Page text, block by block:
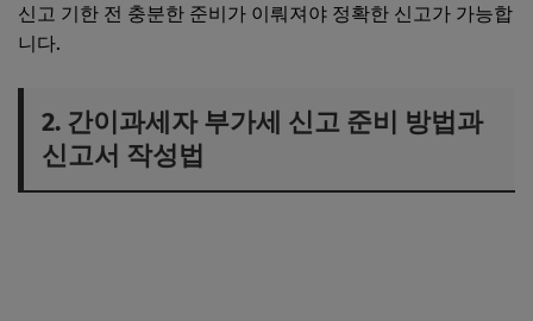
신고 기한 전 충분한 준비가 이뤄져야 정확한 신고가 가능합
니다.
2. 간이과세자 부가세 신고 준비 방법과
신고서 작성법